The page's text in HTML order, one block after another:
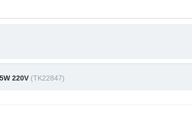
220V (TK22847)